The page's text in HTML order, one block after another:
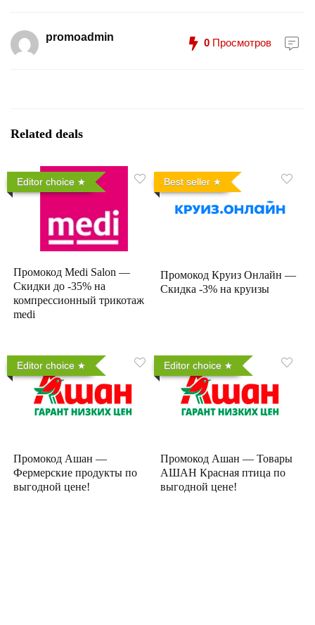
promoadmin 0 Просмотров
Related deals
Editor choice
Промокод Medi Salon —
Скидки до -35% на
компрессионный трикотаж
medi
Best seller
Промокод Круиз Онлайн —
Скидка -3% на круизы
Editor choice
Промокод Ашан —
Фермерские продукты по
выгодной цене!
Editor choice
Промокод Ашан — Товары
АШАН Красная птица по
выгодной цене!